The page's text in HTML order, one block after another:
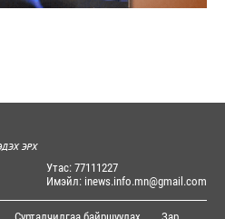
Утас: 77111227
Имэйл: inews.info.mn@gmail.com